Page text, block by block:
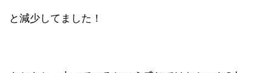
と減少してました！